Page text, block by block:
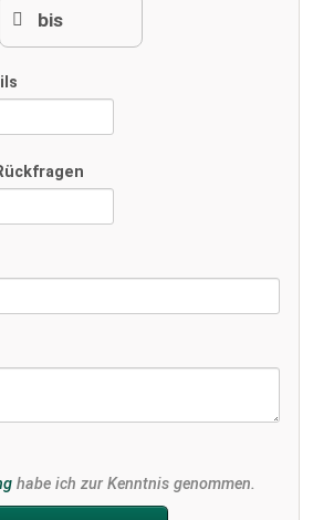
habe ich zur Kenntnis genommen.